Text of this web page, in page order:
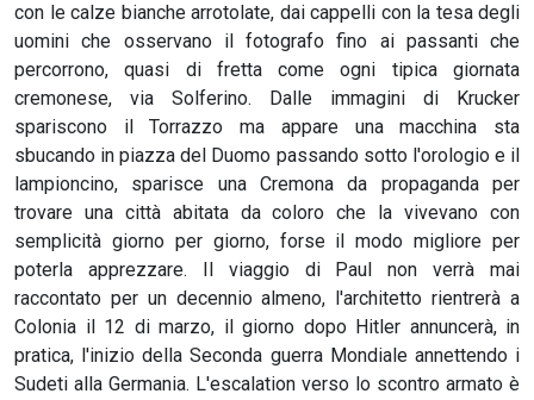
con le calze bianche arrotolate, dai cappelli con la tesa degli
uomini che osservano il fotografo fino ai passanti che
percorrono, quasi di fretta come ogni tipica giornata
cremonese, via Solferino. Dalle immagini di Krucker
spariscono il Torrazzo ma appare una macchina sta
sbucando in piazza del Duomo passando sotto l'orologio e il
lampioncino, sparisce una Cremona da propaganda per
trovare una città abitata da coloro che la vivevano con
semplicità giorno per giorno, forse il modo migliore per
poterla apprezzare. Il viaggio di Paul non verrà mai
raccontato per un decennio almeno, l'architetto rientrerà a
Colonia il 12 di marzo, il giorno dopo Hitler annuncerà, in
pratica, l'inizio della Seconda guerra Mondiale annettendo i
Sudeti alla Germania. L'escalation verso lo scontro armato è